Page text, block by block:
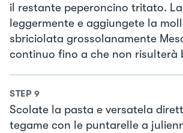
il restante peperoncino tritato.
leggermente e aggiungete la
sbriciolata grossolanamente
continuo fino a che non risulterà
STEP 9
Scolate la pasta e versatela
tegame con le puntarelle a